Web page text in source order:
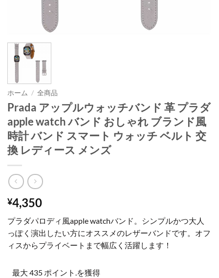
ホーム / 全商品
Prada アップルウォッチバンド 革 プラダ
apple watch バンド おしゃれ ブランド風
時計 バンド スマート ウォッチ ベルト 交
換 レディース メンズ
¥4,350
プラダパロディ風apple watchバンド。シンプルかつ大人
っぽく演出したい方にオススメのレザーバンドです。オフ
ィスからプライベートまで幅広く活躍します！
最大 435 ポイント.を獲得